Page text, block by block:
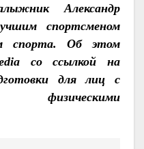
Александр
спортсменом
спорта. Об этом
со ссылкой на
для лиц с